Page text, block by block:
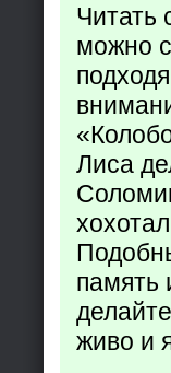
Читать
можно
Лиса
память
живо и